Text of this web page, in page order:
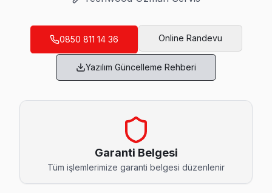
Bağcılar'da Mahalle Mahalle Techwood
100. Yıl Techwood Servis
Bağcılar'da 100. Yıl mahallesi için Techwood TV tamir
15 Temmuz Techwood Servis
15 Temmuz'deki Techwood TV sahiplerinin yüzde
Bağcılar TV Servis Merkezi →
Bağlar Techwood Servis
0850 811 14 36 Online Randevu
Yazılım Güncelleme Rehberi
Garanti Belgesi
Tüm işlemlerimize garanti belgesi düzenlenir